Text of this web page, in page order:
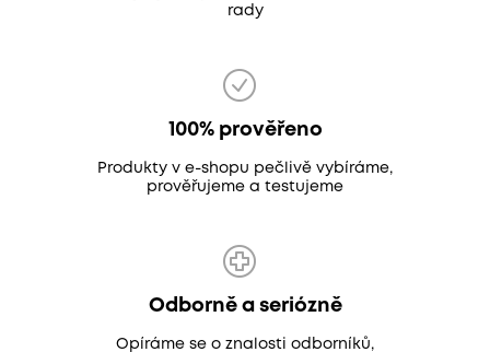
rady
100% prověřeno
Produkty v e-shopu pečlivě vybíráme,
prověřujeme a testujeme
Odborně a seriózně
Opíráme se o znalosti odborníků,